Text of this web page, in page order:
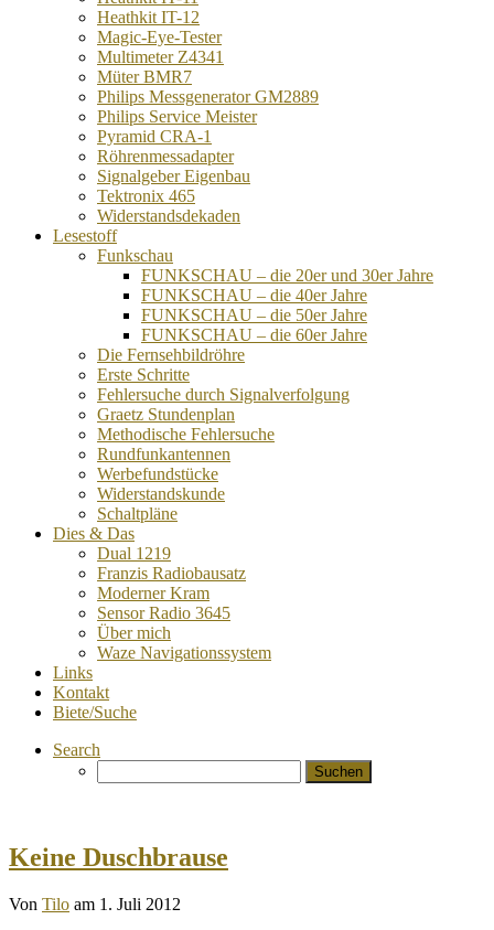
Heathkit IT-12
Magic-Eye-Tester
Multimeter Z4341
Müter BMR7
Philips Messgenerator GM2889
Philips Service Meister
Pyramid CRA-1
Röhrenmessadapter
Signalgeber Eigenbau
Tektronix 465
Widerstandsdekaden
Lesestoff
Funkschau
FUNKSCHAU – die 20er und 30er Jahre
FUNKSCHAU – die 40er Jahre
FUNKSCHAU – die 50er Jahre
FUNKSCHAU – die 60er Jahre
Die Fernsehbildröhre
Erste Schritte
Fehlersuche durch Signalverfolgung
Graetz Stundenplan
Methodische Fehlersuche
Rundfunkantennen
Werbefundstücke
Widerstandskunde
Schaltpläne
Dies & Das
Dual 1219
Franzis Radiobausatz
Moderner Kram
Sensor Radio 3645
Über mich
Waze Navigationssystem
Links
Kontakt
Biete/Suche
Search
nach:
Keine Duschbrause
Von Tilo am 1. Juli 2012